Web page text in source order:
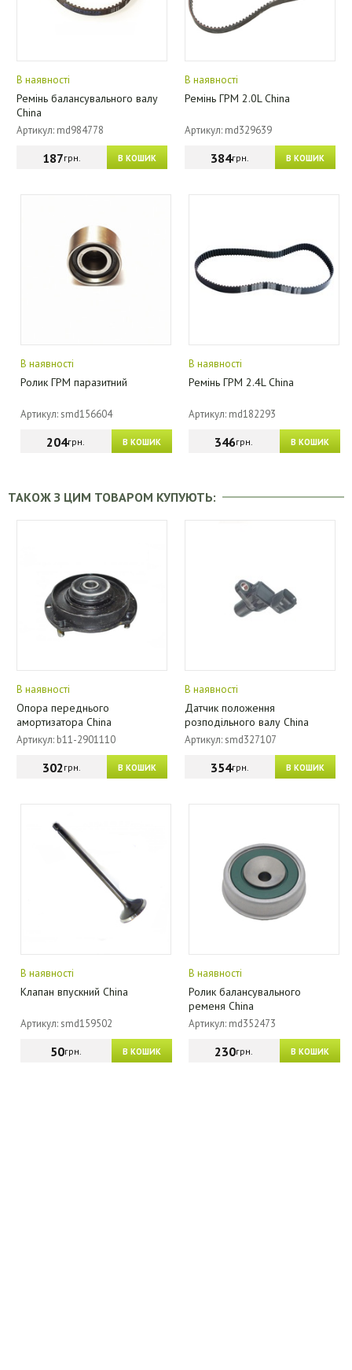
В наявності
Ремінь балансувального валу
China
Артикул: md984778
В КОШИК
187грн.
В наявності
Ремінь ГРМ 2.0L China
Артикул: md329639
В КОШИК
384грн.
В наявності
Ролик ГРМ паразитний
Артикул: smd156604
В КОШИК
204грн.
В наявності
Ремінь ГРМ 2.4L China
Артикул: md182293
В КОШИК
346грн.
ТАКОЖ З ЦИМ ТОВАРОМ КУПУЮТЬ:
В наявності
Опора переднього
амортизатора China
Артикул: b11-2901110
В КОШИК
302грн.
В наявності
Датчик положення
розподільного валу China
Артикул: smd327107
В КОШИК
354грн.
В наявності
Клапан впускний China
Артикул: smd159502
В КОШИК
50грн.
В наявності
Ролик балансувального
ременя China
Артикул: md352473
В КОШИК
230грн.